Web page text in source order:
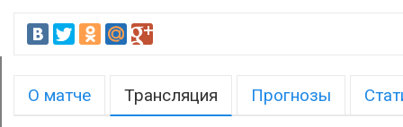
О матче Трансляция Прогнозы